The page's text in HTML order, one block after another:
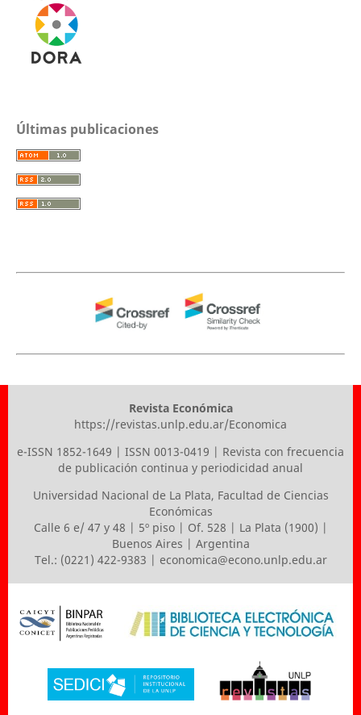
Últimas publicaciones
Revista Económica
https://revistas.unlp.edu.ar/Economica
e-ISSN 1852-1649 | ISSN 0013-0419 | Revista con frecuencia
de publicación continua y periodicidad anual
Universidad Nacional de La Plata, Facultad de Ciencias
Económicas
Calle 6 e/ 47 y 48 | 5º piso | Of. 528 | La Plata (1900) |
Buenos Aires | Argentina
Tel.: (0221) 422-9383 | economica@econo.unlp.edu.ar